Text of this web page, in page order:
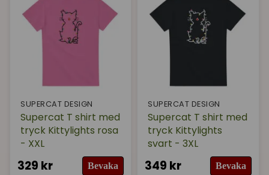
SUPERCAT DESIGN
Supercat T shirt med
tryck Kittylights rosa
- XXL
329 kr Bevaka
SUPERCAT DESIGN
Supercat T shirt med
tryck Kittylights
svart - 3XL
349 kr Bevaka